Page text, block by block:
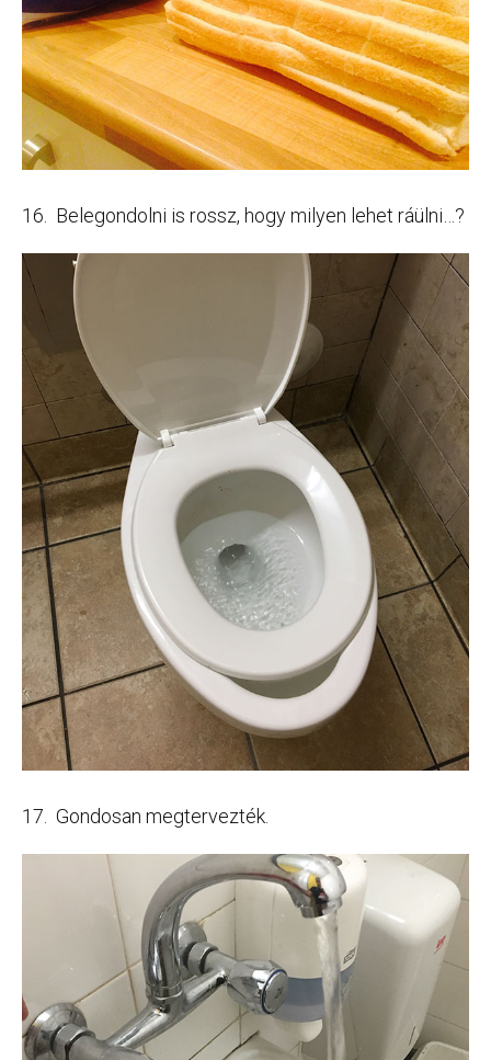
16. Belegondolni is rossz, hogy milyen lehet ráülni…?
17. Gondosan megtervezték.